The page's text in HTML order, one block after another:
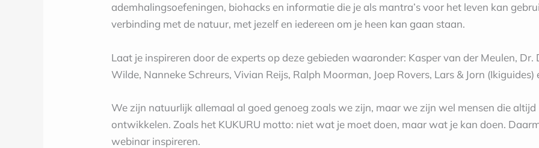
ademhalingsoefeningen, biohacks en informatie die je als mantra’s voor het leven kan
verbinding met de natuur, met jezelf en iedereen om je heen kan gaan staan.
Laat je inspireren door de experts op deze gebieden waaronder: Kasper van der Meulen, Dr.
Wilde, Nanneke Schreurs, Vivian Reijs, Ralph Moorman, Joep Rovers, Lars & Jorn (Ikiguides)
We zijn natuurlijk allemaal al goed genoeg zoals we zijn, maar we zijn wel mensen die
ontwikkelen. Zoals het KUKURU motto: niet wat je moet doen, maar wat je kan doen.
webinar inspireren.